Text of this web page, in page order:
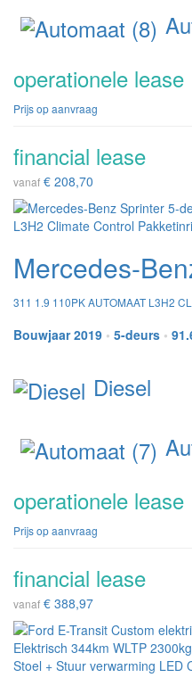
operationele lease
Prijs op aanvraag
financial lease
vanaf € 208,70
Mercedes-
Bouwjaar 2019 • 5-deurs •
Diesel
operationele lease
Prijs op aanvraag
financial lease
vanaf € 388,97